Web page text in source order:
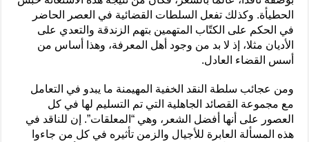
الحطيأة. وكذلك تفعل السلطات القضائية في العصر الحاضر
في الحكم على الكتّاب المتهمين بتهم الزندقة والتعدي على
الأديان مثلا، إذ لا بد من وجود أهل المعرفة، وهذا أساس من
أسس القضاء العادل.
ومن عجائب سلطة النقد الخفية المهيمنة ما يبدو في التعامل
مع مجموعة القصائد الجاهلية التي تم التسليم لها في كل
العصور على أنها أفضل الشعر، وهي “المعلقات”. إن للناقد في
هذه المسألة العابرة للأجيال والزمن تأثيره في كل من جاءوا